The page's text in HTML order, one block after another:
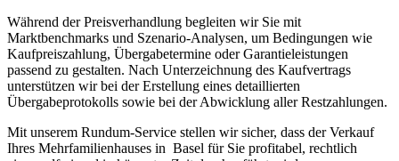
Während der Preisverhandlung begleiten wir Sie mit
Marktbenchmarks und Szenario-Analysen, um Bedingungen wie
Kaufpreiszahlung, Übergabetermine oder Garantieleistungen
passend zu gestalten. Nach Unterzeichnung des Kaufvertrags
unterstützen wir bei der Erstellung eines detaillierten
Übergabeprotokolls sowie bei der Abwicklung aller Restzahlungen.
Mit unserem Rundum-Service stellen wir sicher, dass der Verkauf
Ihres Mehrfamilienhauses in Basel für Sie profitabel, rechtlich